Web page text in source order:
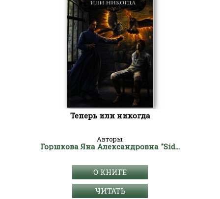
Теперь или никогда
Авторы:
Горшкова Яна Александровна "Sidha"
О КНИГЕ
ЧИТАТЬ